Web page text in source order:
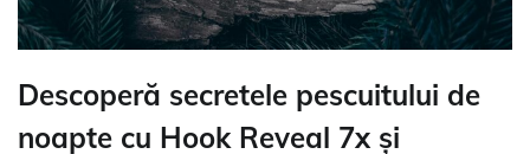
Descoperă secretele pescuitului de
noapte cu Hook Reveal 7x și